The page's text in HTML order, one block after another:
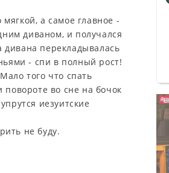
а самое главное -
диваном, и получался
перекладывалась
- спи в полный рост!
того что спать
во сне на бочок
иезуитские
не буду.